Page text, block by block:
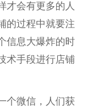
才会有更多的人
的过程中就要注
信息大爆炸的时
术手段进行店铺
个微信，人们获